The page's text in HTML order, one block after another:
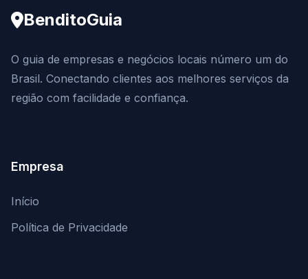
BenditoGuia
O guia de empresas e negócios locais número um do
Brasil. Conectando clientes aos melhores serviços da
região com facilidade e confiança.
Empresa
Início
Política de Privacidade